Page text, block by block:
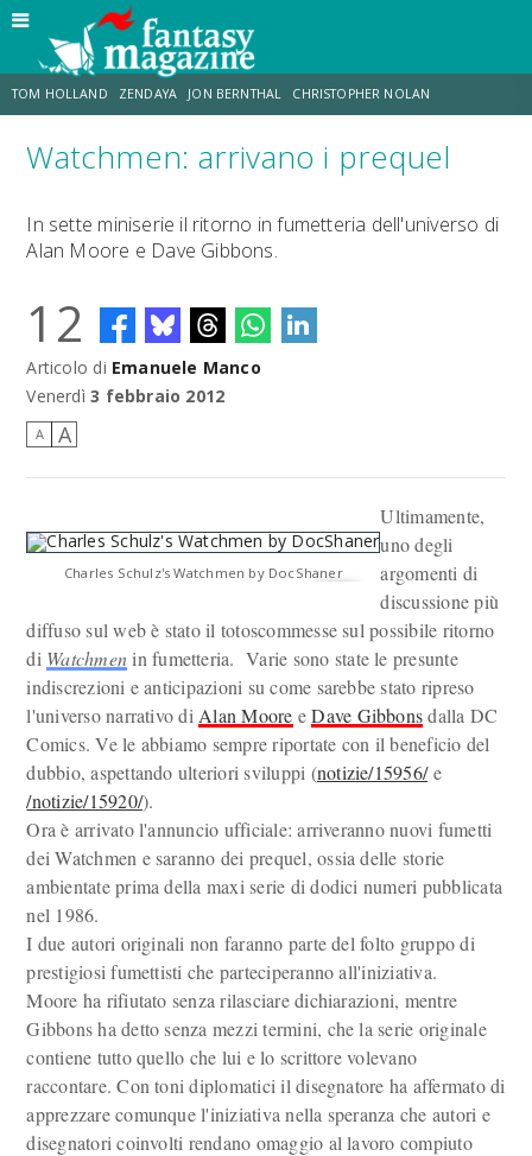
TOM HOLLAND ZENDAYA JON BERNTHAL CHRISTOPHER NOLAN
STRANIMONDI LUCCA COMICS & GAMES ODISSEA MARK RUFFALO
JACOB BATALON ERIK SOMMERS
Watchmen: arrivano i prequel
In sette miniserie il ritorno in fumetteria dell'universo di
Alan Moore e Dave Gibbons.
12
Articolo di Emanuele Manco
Venerdì 3 febbraio 2012
A A
Charles Schulz's Watchmen by DocShaner
Ultimamente,
uno degli
argomenti di
discussione più
diffuso sul web è stato il totoscommesse sul possibile ritorno
di Watchmenin fumetteria. Varie sono state le presunte
indiscrezioni e anticipazioni su come sarebbe stato ripreso
l'universo narrativo di Alan Moore eDave Gibbonsdalla DC
Comics. Ve le abbiamo sempre riportate con il beneficio del
dubbio, aspettando ulteriori sviluppi (notizie/15956/e
/notizie/15920/).
Ora è arrivato l'annuncio ufficiale: arriveranno nuovi fumetti
dei Watchmen e saranno dei prequel, ossia delle storie
ambientate prima della maxi serie di dodici numeri pubblicata
nel 1986.
I due autori originali non faranno parte del folto gruppo di
prestigiosi fumettisti che parteciperanno all'iniziativa.
Moore ha rifiutato senza rilasciare dichiarazioni, mentre
Gibbons ha detto senza mezzi termini, che la serie originale
contiene tutto quello che lui e lo scrittore volevano
raccontare. Con toni diplomatici il disegnatore ha affermato di
apprezzare comunque l'iniziativa nella speranza che autori e
disegnatori coinvolti rendano omaggio al lavoro compiuto